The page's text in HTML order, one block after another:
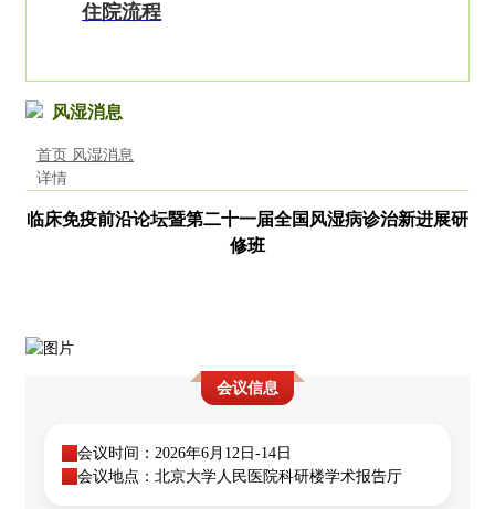
住院流程
风湿消息
首页 风湿消息
详情
临床免疫前沿论坛暨第二十一届全国风湿病诊治新进展研
修班
会议信息
会议时间：2026年6月12日-14日
会议地点：北京大学人民医院科研楼学术报告厅